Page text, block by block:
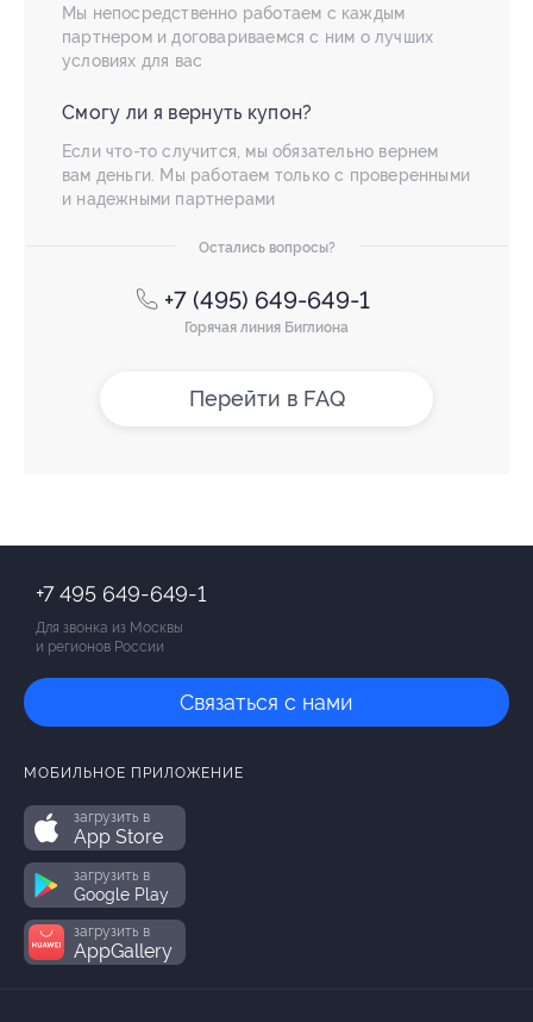
Мы непосредственно работаем с каждым
партнером и договариваемся с ним о лучших
условиях для вас
Смогу ли я вернуть купон?
Если что-то случится, мы обязательно вернем
вам деньги. Мы работаем только с проверенными
и надежными партнерами
Остались вопросы?
+7 (495) 649-649-1
Горячая линия Биглиона
Перейти в FAQ
+7 495 649-649-1
Для звонка из Москвы
и регионов России
Связаться с нами
МОБИЛЬНОЕ ПРИЛОЖЕНИЕ
загрузить в
App Store
загрузить в
Google Play
загрузить в
AppGallery